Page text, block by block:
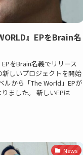
』EPをBrain名
をBrain名義でリリース
しいプロジェクトを開始
ルから「The World」EPが
ました。 新しいEPは
News